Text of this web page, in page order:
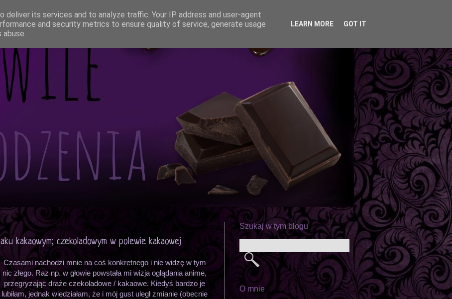
kakaowym; czekoladowym w polewie kakaowej
Czasami nachodzi mnie na coś konkretnego i nie widzę w tym
nic złego. Raz np. w głowie powstała mi wizja oglądania anime,
przegryzając draże czekoladowe / kakaowe. Kiedyś bardzo je
lubiłam, jednak wiedziałam, że i mój gust uległ zmianie (obecnie
Szukaj w tym blogu
O mnie
deliver its services and to analyze traffic. Your IP address and user-agent
and security metrics to ensure quality of service, generate usage
LEARN MORE GOT IT